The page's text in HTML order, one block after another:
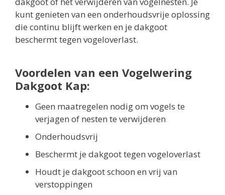
kunt genieten van een onderhoudsvrije oplossing
die continu blijft werken en je dakgoot
beschermt tegen vogeloverlast.
Voordelen van een Vogelwering
Dakgoot Kap:
Geen maatregelen nodig om vogels te
verjagen of nesten te verwijderen
Onderhoudsvrij
Beschermt je dakgoot tegen vogeloverlast
Houdt je dakgoot schoon en vrij van
verstoppingen